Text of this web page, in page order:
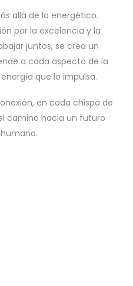
allá de lo energético.
por la excelencia y la
juntos, se crea un
a cada aspecto de la
que lo impulsa.
en cada chispa de
camino hacia un futuro